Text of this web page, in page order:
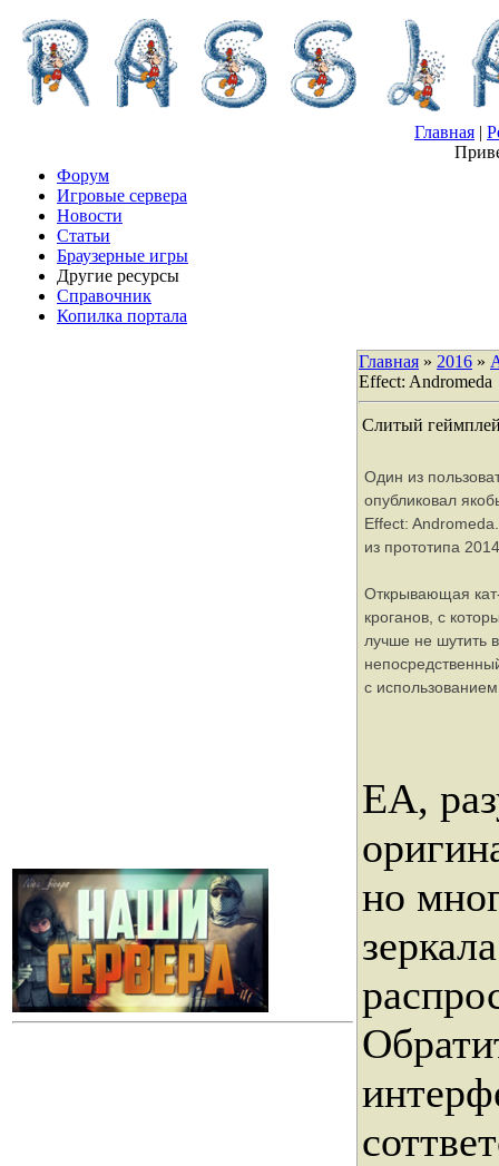
Главная |
Форум
Игровые сервера
Новости
Статьи
Браузерные игры
Другие ресурсы
Справочник
Копилка портала
Главная » 2016 »
Effect: Andromeda
Слитый
Один из
опубликовал
Effect:
из прототипа
Открывающая
кроганов, с
лучше не шутить
с
EA,
но